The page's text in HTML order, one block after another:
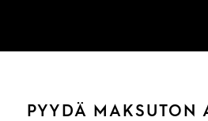
PYYDÄ MAKSUTON